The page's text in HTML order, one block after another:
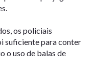
os policiais
suficiente para conter
o uso de balas de